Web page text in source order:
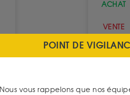
ACHAT
VENTE
POINT DE
Nous vous rappelons que nos